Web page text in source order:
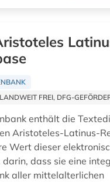
mittellatein (16)
musikdrama (1)
musiktheorie (1)
musikwissenschaft (3)
(1)
FREI, DFG-
enthält die
Aristoteles-Latinus-
Wert dieser
darin, dass sie eine
aller mittelalterlichen